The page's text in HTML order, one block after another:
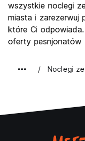
Najlepsza wartość
wszystkie noclegi
miasta i zarezerwuj
które Ci
oferty pesnjonatów
Noclegi